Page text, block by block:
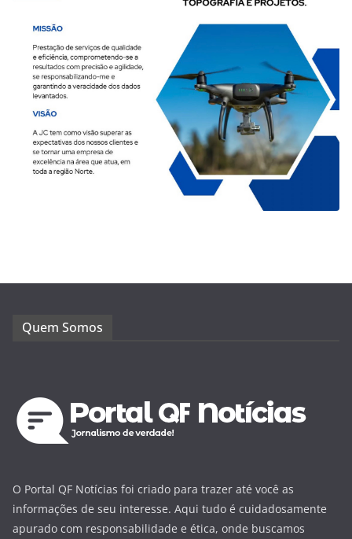
Quem Somos
O Portal QF Notícias foi criado para trazer até você as
informações de seu interesse. Aqui tudo é cuidadosamente
apurado com responsabilidade e ética, onde buscamos